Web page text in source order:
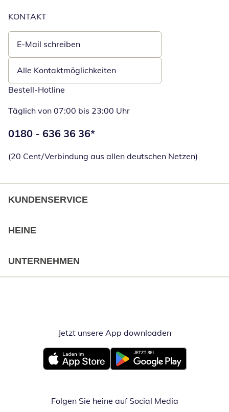
KONTAKT
E-Mail schreiben
Öffnet E-Mail-Client
Alle Kontaktmöglichkeiten
Bestell-Hotline
Täglich von 07:00 bis 23:00 Uhr
Telefonnummer:
0180 - 636 36 36*
(20 Cent/Verbindung aus allen deutschen Netzen)
KUNDENSERVICE
HEINE
UNTERNEHMEN
Jetzt unsere App downloadenÖffnet in
Öffnet in neuem FensterÖffnet in neuem Fenster
Folgen Sie heine auf Social Media